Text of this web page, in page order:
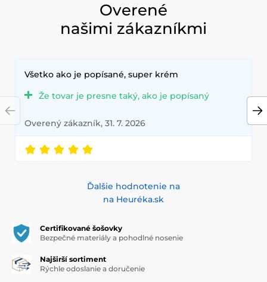
Overené
našimi zákazníkmi
Všetko ako je popísané, super krém
Že tovar je presne taký, ako je popísaný
Overený zákazník, 31. 7. 2026
Ďalšie hodnotenie na
na Heuréka.sk
Certifikované šošovky
Bezpečné materiály a pohodlné nosenie
Najširší sortiment
Rýchle odoslanie a doručenie